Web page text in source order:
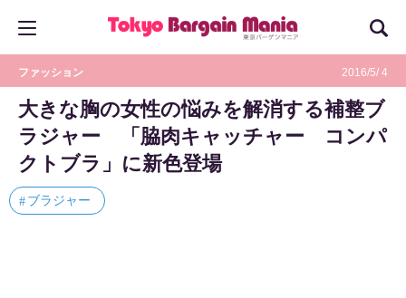
ファッション 2016/5/ 4
大きな胸の女性の悩みを解消する補整ブ
ラジャー 「脇肉キャッチャー コンパ
クトブラ」に新色登場
ブラジャー